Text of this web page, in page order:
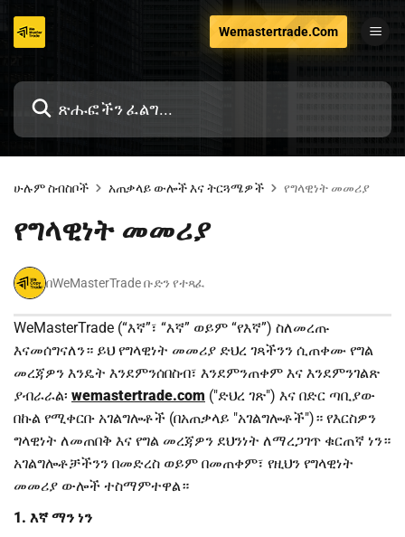
ይዘቱ
Wemastertrade.Com
ሁሉም ስብስቦች አጠቃላይ ውሎች እና ትርጓሜዎች የግላዊነት መመሪያ
የግላዊነት መመሪያ
በWeMasterTrade ቡድን የተጻፈ
WeMasterTrade (“እኛ”፣ “እኛ” ወይም “የእኛ”) ስለመረጡ
እናመሰግናለን። ይህ የግላዊነት መመሪያ ድህረ ገጻችንን ሲጠቀሙ የግል
መረጃዎን እንዴት እንደምንሰበስብ፣ እንደምንጠቀም እና እንደምንገልጽ
ያብራራል፡ wemastertrade.com ("ድህረ ገጽ") እና በድር ጣቢያው
በኩል የሚቀርቡ አገልግሎቶች (በአጠቃላይ "አገልግሎቶች")። የእርስዎን
ግላዊነት ለመጠበቅ እና የግል መረጃዎን ደህንነት ለማረጋገጥ ቁርጠኛ ነን።
አገልግሎቶቻችንን በመድረስ ወይም በመጠቀም፣ የዚህን የግላዊነት
መመሪያ ውሎች ተስማምተዋል።
1. እኛ ማን ነን